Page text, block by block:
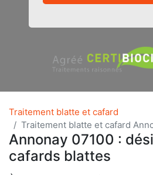
Traitement blatte et cafard
Traitement blatte et cafard
Annonay 07100 :
cafards blattes